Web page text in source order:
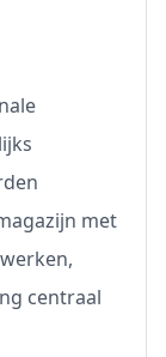
met
centraal